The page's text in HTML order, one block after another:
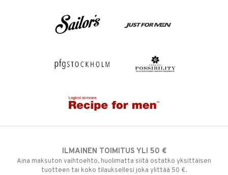
ILMAINEN TOIMITUS YLI 50 €
Aina maksuton vaihtoehto, huolimatta siitä ostatko yksittäisen
tuotteen tai koko tilauksellesi joka ylittää 50 €.